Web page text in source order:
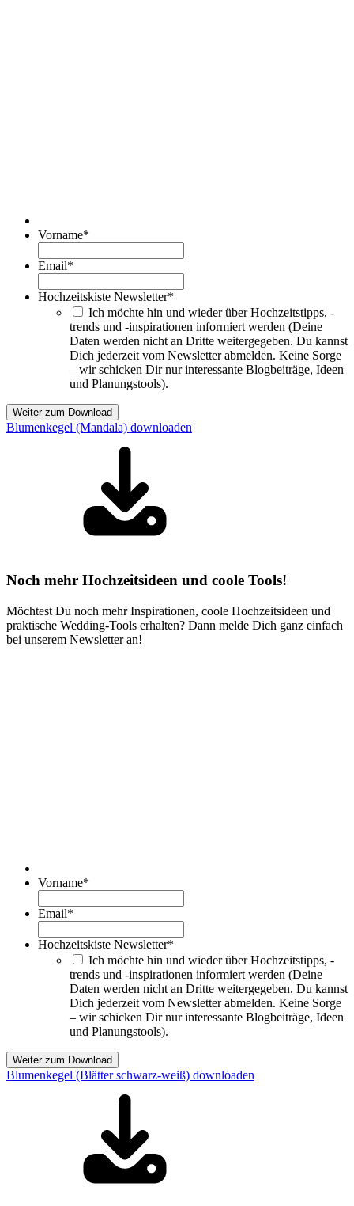
Vorname*
Email*
Hochzeitskiste Newsletter*
Ich möchte hin und wieder über Hochzeitstipps, -
trends und -inspirationen informiert werden (Deine
Daten werden nicht an Dritte weitergegeben. Du kannst
Dich jederzeit vom Newsletter abmelden. Keine Sorge
– wir schicken Dir nur interessante Blogbeiträge, Ideen
und Planungstools).
Weiter zum Download
Blumenkegel (Mandala) downloaden
Noch mehr Hochzeitsideen und coole Tools!
Möchtest Du noch mehr Inspirationen, coole Hochzeitsideen und
praktische Wedding-Tools erhalten? Dann melde Dich ganz einfach
bei unserem Newsletter an!
Vorname*
Email*
Hochzeitskiste Newsletter*
Ich möchte hin und wieder über Hochzeitstipps, -
trends und -inspirationen informiert werden (Deine
Daten werden nicht an Dritte weitergegeben. Du kannst
Dich jederzeit vom Newsletter abmelden. Keine Sorge
– wir schicken Dir nur interessante Blogbeiträge, Ideen
und Planungstools).
Weiter zum Download
Blumenkegel (Blätter schwarz-weiß) downloaden